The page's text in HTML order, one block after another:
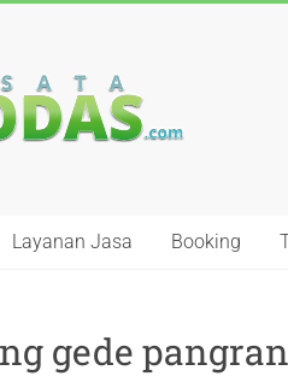
Layanan Jasa Booking
gede